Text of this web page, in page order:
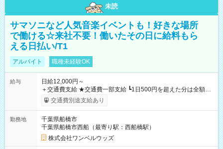
未読
サマソニなど人気音楽イベントも！好きな場所
で働ける☆来社不要！働いたその日に給料もら
える日払い/T1
アルバイト 職種未経験OK
給与
日給12,000円～
＋交通費支給 ★交通費一部支給 ┗1日500円を超えた分は全額支
給！ ※往復500円以内の方は自己負担となります ★日払いOK！
（規定あり） ┗働いたその日に現金GET♪ お仕事後はコンビニ
なし
交通費別途支給あり
勤務地
千葉県船橋市
千葉県船橋市西船（最寄り駅：西船橋駅）
株式会社ワンベルウッズ